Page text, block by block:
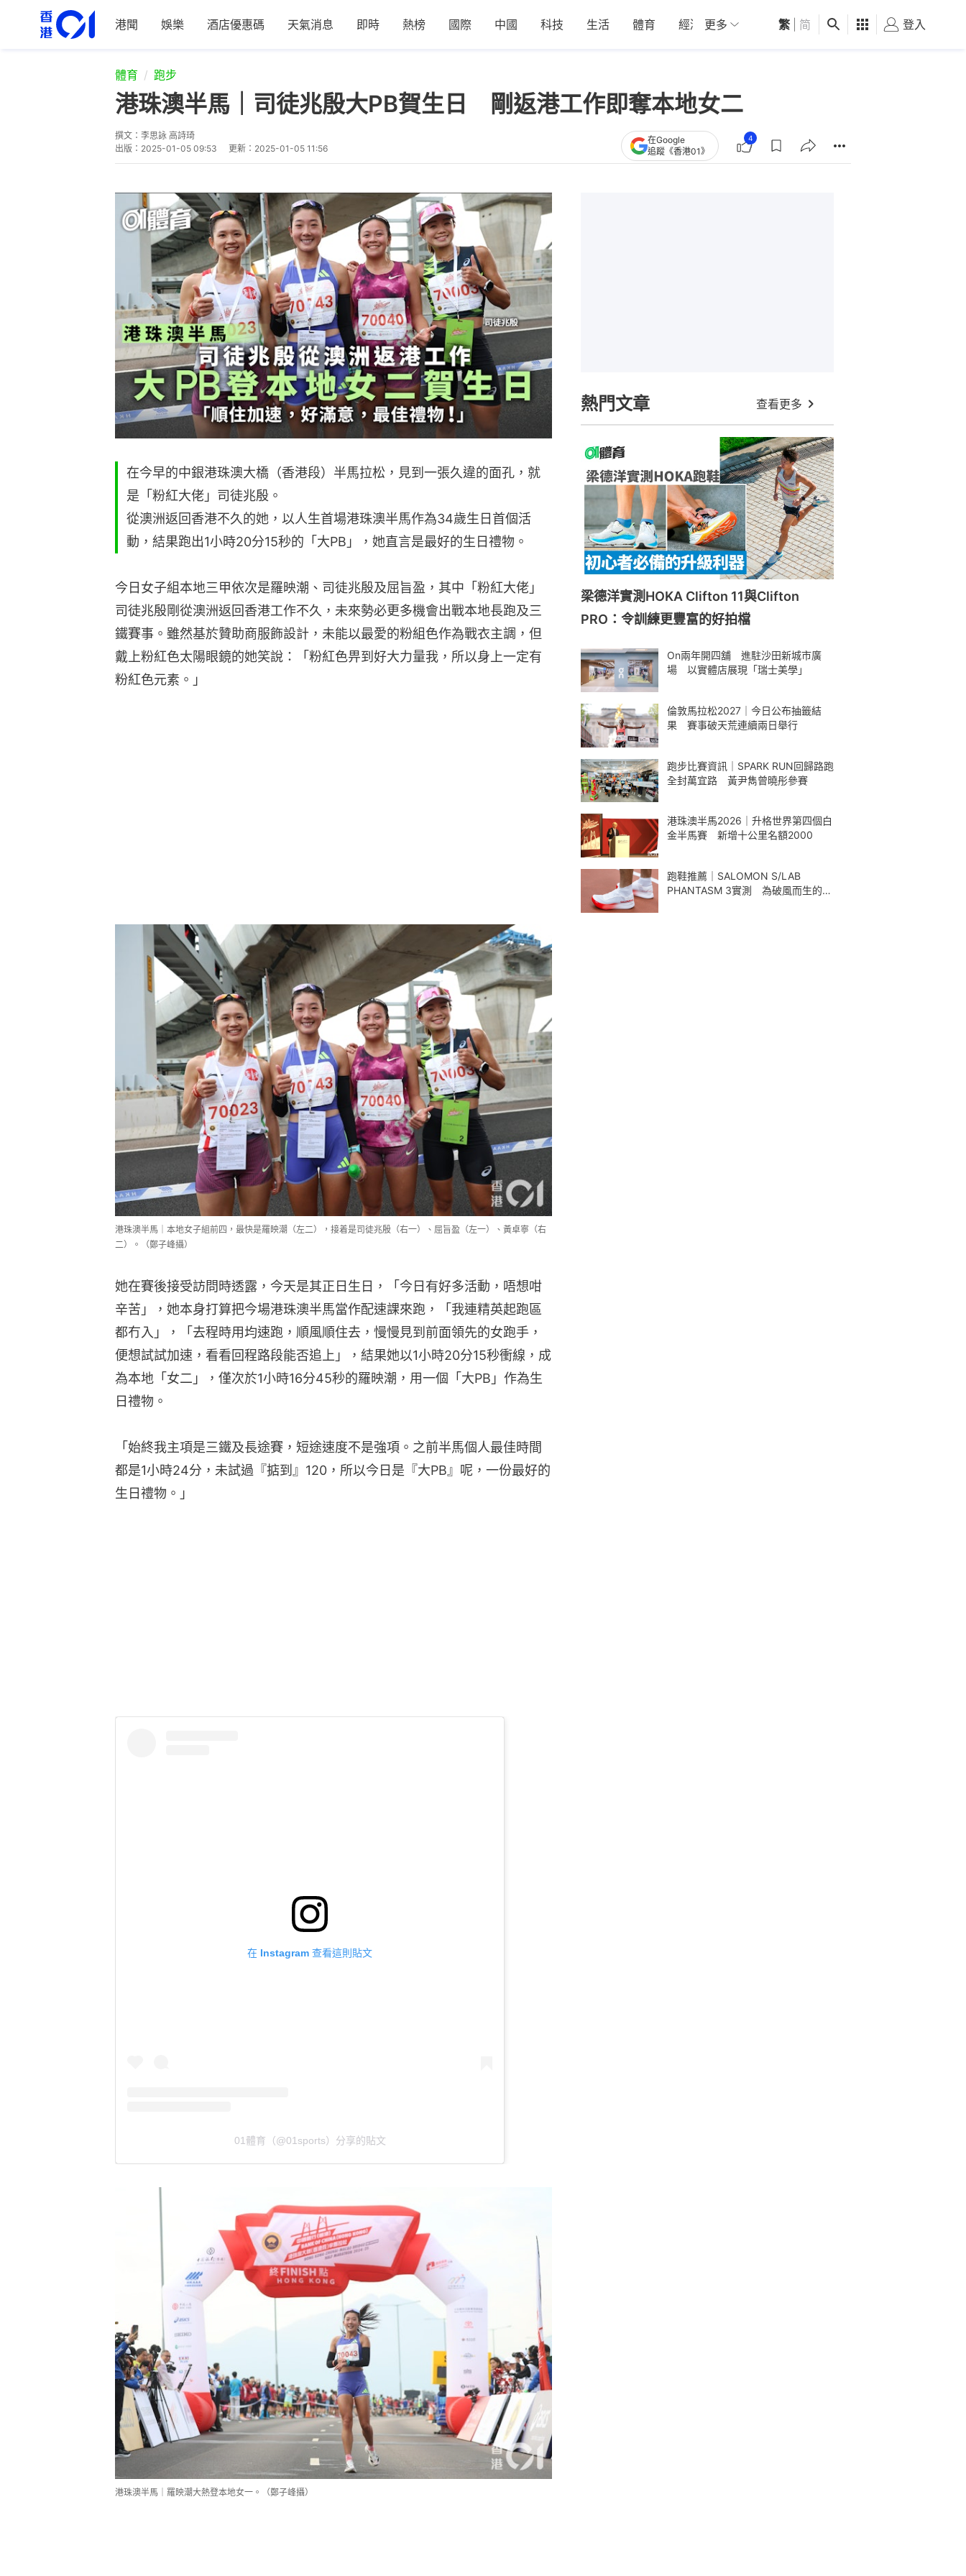
港聞 娛樂 酒店優惠碼 天氣消息 即時 熱榜 國際 中國 科技 生活 體育 經濟 01深圳 觀點 健康 好食玩飛
更多 繁 简 登入
體育 跑步
港珠澳半馬｜司徒兆殷大PB賀生日 剛返港工作即奪本地女二
撰文： 李思詠 高詩琦
出版： 2025-01-05 09:53 更新： 2025-01-05 11:56
在Google
追蹤《香港01》
4
在今早的中銀港珠澳大橋（香港段）半馬拉松，見到一張久違的面孔，就
是「粉紅大佬」司徒兆殷。
從澳洲返回香港不久的她，以人生首場港珠澳半馬作為34歲生日首個活
動，結果跑出1小時20分15秒的「大PB」，她直言是最好的生日禮物。
今日女子組本地三甲依次是羅映潮、司徒兆殷及屈旨盈，其中「粉紅大佬」
司徒兆殷剛從澳洲返回香港工作不久，未來勢必更多機會出戰本地長跑及三
鐵賽事。雖然基於贊助商服飾設計，未能以最愛的粉組色作為戰衣主調，但
戴上粉紅色太陽眼鏡的她笑說：「粉紅色畀到好大力量我，所以身上一定有
粉紅色元素。」
港珠澳半馬｜本地女子組前四，最快是羅映潮（左二），接着是司徒兆殷（右一）、屈旨盈（左一）、黃卓寧（右
二）。（鄭子峰攝）
她在賽後接受訪問時透露，今天是其正日生日，「今日有好多活動，唔想咁
辛苦」，她本身打算把今場港珠澳半馬當作配速課來跑，「我連精英起跑區
都冇入」，「去程時用均速跑，順風順住去，慢慢見到前面領先的女跑手，
便想試試加速，看看回程路段能否追上」，結果她以1小時20分15秒衝線，成
為本地「女二」，僅次於1小時16分45秒的羅映潮，用一個「大PB」作為生
日禮物。
「始終我主項是三鐵及長途賽，短途速度不是強項。之前半馬個人最佳時間
都是1小時24分，未試過『掂到』120，所以今日是『大PB』呢，一份最好的
生日禮物。」
在 Instagram 查看這則貼文
01體育（@01sports）分享的貼文
港珠澳半馬｜羅映潮大熱登本地女一。（鄭子峰攝）
熱門文章 查看更多
梁德洋實測HOKA Clifton 11與Clifton
PRO：令訓練更豐富的好拍檔
On兩年開四舖 進駐沙田新城市廣
場 以實體店展現「瑞士美學」
倫敦馬拉松2027｜今日公布抽籤結
果 賽事破天荒連續兩日舉行
跑步比賽資訊｜SPARK RUN回歸路跑
全封萬宜路 黃尹雋曾曉彤參賽
港珠澳半馬2026｜升格世界第四個白
金半馬賽 新增十公里名額2000
跑鞋推薦｜SALOMON S/LAB
PHANTASM 3實測 為破風而生的碳